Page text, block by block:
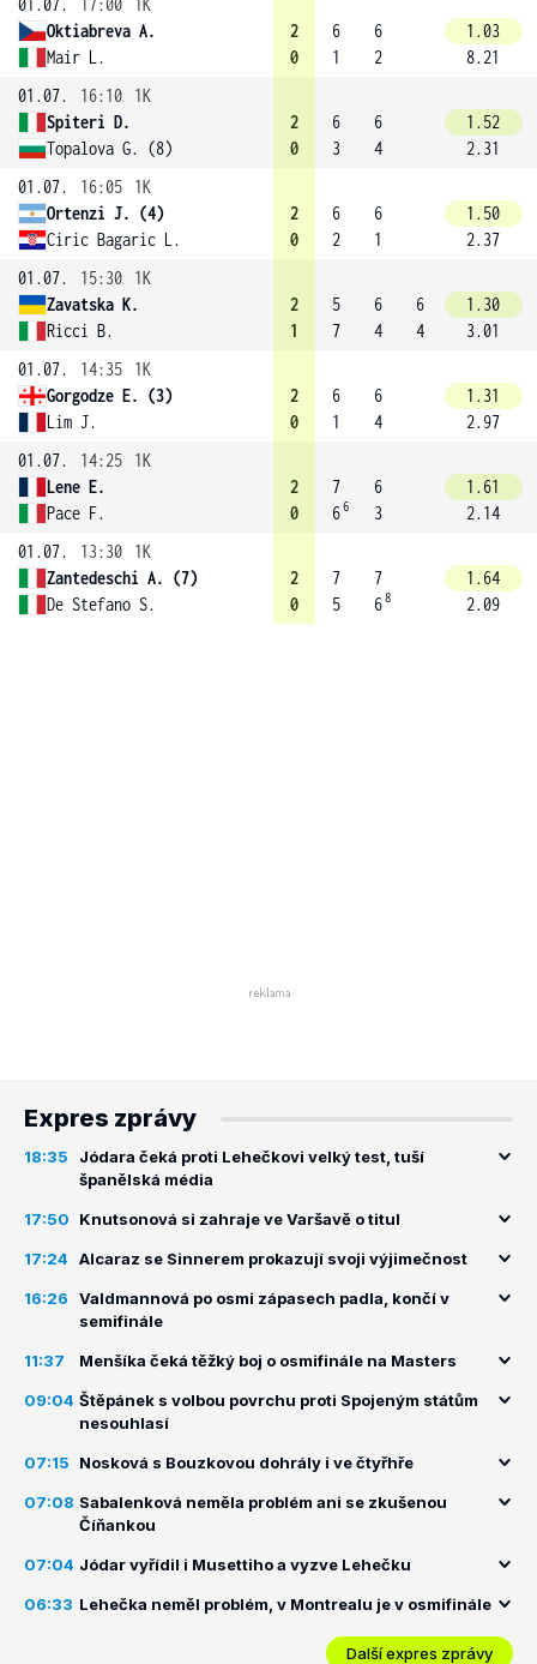
01.07.
17:00
1K
Oktiabreva A.
Mair L.
2
0
6
1
6
2
1.03
8.21
01.07.
16:10
1K
Spiteri D.
Topalova G. (8)
2
0
6
3
6
4
1.52
2.31
01.07.
16:05
1K
Ortenzi J. (4)
Ciric Bagaric L.
2
0
6
2
6
1
1.50
2.37
01.07.
15:30
1K
Zavatska K.
Ricci B.
2
1
5
7
6
4
6
4
1.30
3.01
01.07.
14:35
1K
Gorgodze E. (3)
Lim J.
2
0
6
1
6
4
1.31
2.97
01.07.
14:25
1K
Lene E.
Pace F.
2
0
7
66
6
3
1.61
2.14
01.07.
13:30
1K
Zantedeschi A. (7)
De Stefano S.
2
0
7
5
7
68
1.64
2.09
Expres zprávy
18:35
Jódara čeká proti Lehečkovi velký test, tuší
španělská média
17:50 Knutsonová si zahraje ve Varšavě o titul
17:24 Alcaraz se Sinnerem prokazují svoji výjimečnost
16:26
Valdmannová po osmi zápasech padla, končí v
semifinále
11:37 Menšíka čeká těžký boj o osmifinále na Masters
09:04 Štěpánek s volbou povrchu proti Spojeným státům
nesouhlasí
07:15 Nosková s Bouzkovou dohrály i ve čtyřhře
07:08 Sabalenková neměla problém ani se zkušenou
Číňankou
07:04 Jódar vyřídil i Musettiho a vyzve Lehečku
06:33 Lehečka neměl problém, v Montrealu je v osmifinále
Další expres zprávy